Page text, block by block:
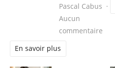
Pascal Cabus
Aucun
commentaire
En savoir plus